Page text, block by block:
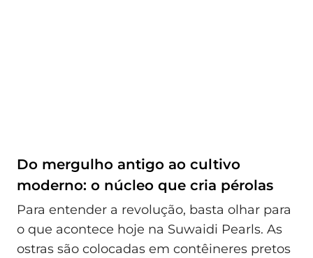
Do mergulho antigo ao cultivo
moderno: o núcleo que cria pérolas
Para entender a revolução, basta olhar para
o que acontece hoje na Suwaidi Pearls. As
ostras são colocadas em contêineres pretos